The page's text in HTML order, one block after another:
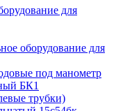
для
оборудование для
под манометр
БК1
трубки)